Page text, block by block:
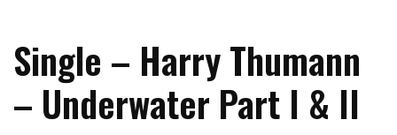
Single – Harry Thumann
– Underwater Part I & II